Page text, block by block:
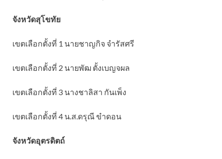
จังหวัดสุโขทัย
เขตเลือกตั้งที่ 1 นายชาญกิจ จำรัสศรี
เขตเลือกตั้งที่ 2 นายพัฒ ตั้งเบญจผล
เขตเลือกตั้งที่ 3 นางชาลิสา กันเพ็ง
เขตเลือกตั้งที่ 4 น.ส.ดรุณี ขำดอน
จังหวัดอุตรดิตถ์